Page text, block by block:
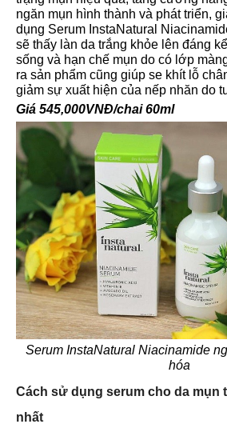
ngăn mụn hình thành và phát triển,
dụng Serum InstaNatural
sẽ thấy làn da trắng khỏe lên đáng
sống và hạn chế mụn do có lớp
ra sản phẩm cũng giúp se khít lỗ
giảm sự xuất hiện của nếp nhăn do
Giá 545,000VNĐ/chai 60ml
Serum InstaNatural Niacinamide
hóa
Cách sử dụng serum cho da mụn
nhất